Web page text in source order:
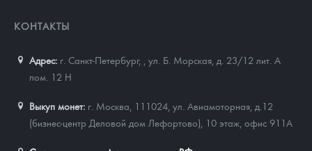
КОНТАКТЫ
Адрес: г. Санкт-Петербург,
ул. Б. Морская, д. 23/12 лит. А
пом. 12 Н
Выкуп монет: г. Москва, 111024, ул. Авиамоторная, д.12
(бизнес-центр Деловой дом Лефортово), 10 этаж, офис 911А